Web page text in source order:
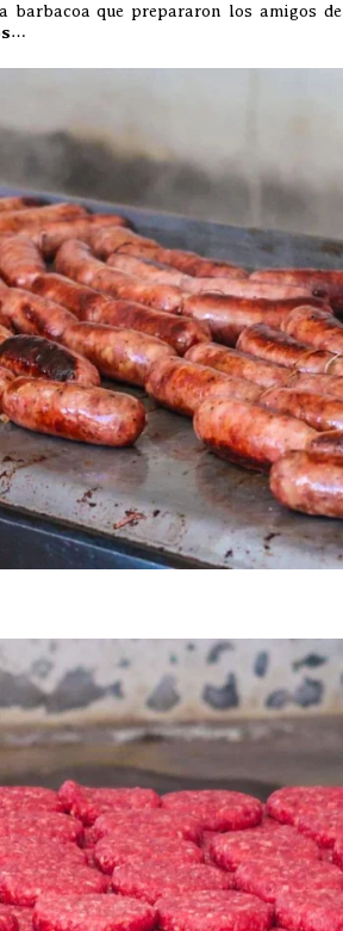
barbacoa que prepararon los amigos de
…